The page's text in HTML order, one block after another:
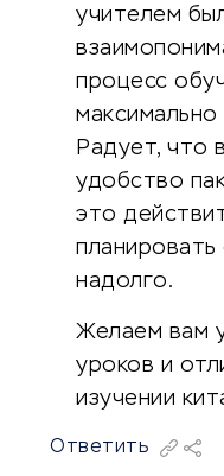
учителем
процесс
Радует, что
удобство
это
надолго.
Желаем вам
уроков и
изучении
Ответить